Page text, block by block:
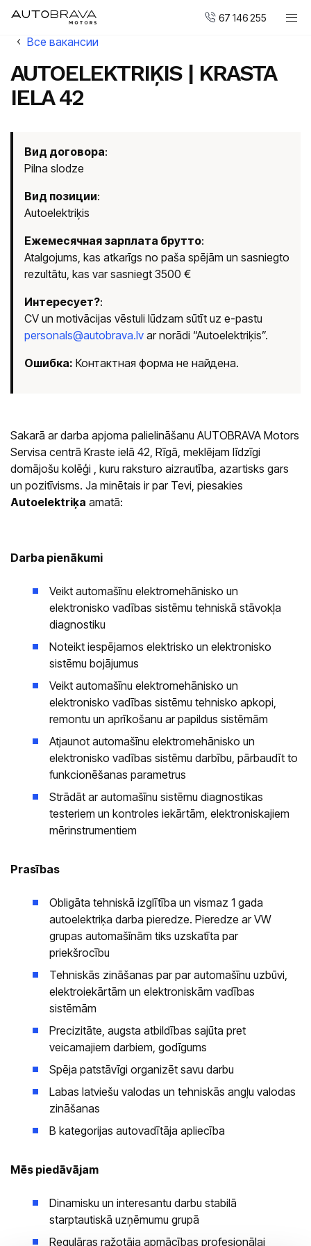
67 146 255
Мотоциклы DUCATI
Новые авто
Сервис и обслуживание
Центр ремонта кузовов
AUTOBRAVA Motors
Для предприятий
Вакансии
Контакты
Салоны
CUPRA Garage un XPENG
Все вакансии
AUTOELEKTRIĶIS | KRASTA
IELA 42
Вид договора:
Pilna slodze
Вид позиции:
Autoelektriķis
Ежемесячная зарплата брутто:
Atalgojums, kas atkarīgs no paša spējām un sasniegto
rezultātu, kas var sasniegt 3500 €
Интересует?:
CV un motivācijas vēstuli lūdzam sūtīt uz e-pastu
personals@autobrava.lv ar norādi “Autoelektriķis”.
Ошибка: Контактная форма не найдена.
Sakarā ar darba apjoma palielināšanu AUTOBRAVA Motors
Servisa centrā Kraste ielā 42, Rīgā, meklējam līdzīgi
domājošu kolēģi , kuru raksturo aizrautība, azartisks gars
un pozitīvisms. Ja minētais ir par Tevi, piesakies
Autoelektriķa amatā:
Darba pienākumi
Veikt automašīnu elektromehānisko un
elektronisko vadības sistēmu tehniskā stāvokļa
diagnostiku
Noteikt iespējamos elektrisko un elektronisko
sistēmu bojājumus
Veikt automašīnu elektromehānisko un
elektronisko vadības sistēmu tehnisko apkopi,
remontu un aprīkošanu ar papildus sistēmām
Atjaunot automašīnu elektromehānisko un
elektronisko vadības sistēmu darbību, pārbaudīt to
funkcionēšanas parametrus
Strādāt ar automašīnu sistēmu diagnostikas
testeriem un kontroles iekārtām, elektroniskajiem
mērinstrumentiem
Prasības
Obligāta tehniskā izglītība un vismaz 1 gada
autoelektriķa darba pieredze. Pieredze ar VW
grupas automašīnām tiks uzskatīta par
priekšrocību
Tehniskās zināšanas par par automašīnu uzbūvi,
elektroiekārtām un elektroniskām vadības
sistēmām
Precizitāte, augsta atbildības sajūta pret
veicamajiem darbiem, godīgums
Spēja patstāvīgi organizēt savu darbu
Labas latviešu valodas un tehniskās angļu valodas
zināšanas
B kategorijas autovadītāja apliecība
Mēs piedāvājam
Dinamisku un interesantu darbu stabilā
starptautiskā uzņēmumu grupā
Regulāras ražotāja apmācības profesionālai